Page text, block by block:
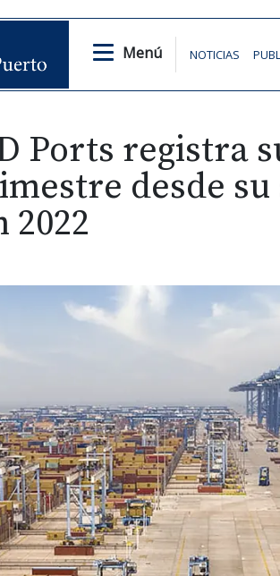
Menú NOTICIAS
Ports registra
desde su
2022